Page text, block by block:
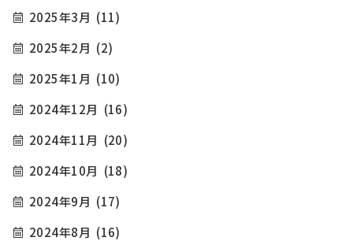
2025年3月 (11)
2025年2月 (2)
2025年1月 (10)
2024年12月 (16)
2024年11月 (20)
2024年10月 (18)
2024年9月 (17)
2024年8月 (16)